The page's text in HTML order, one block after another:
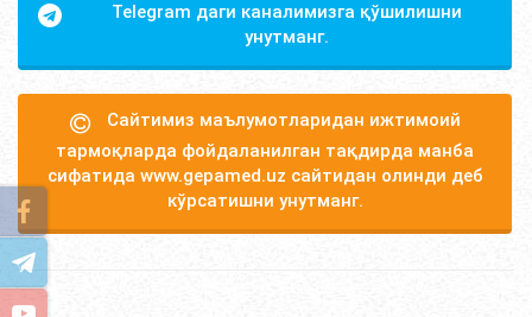
Telegram даги каналимизга қўшилишни
унутманг.
Сайтимиз маълумотларидан ижтимоий
тармоқларда фойдаланилган тақдирда манба
сифатида www.gepamed.uz сайтидан олинди деб
кўрсатишни унутманг.